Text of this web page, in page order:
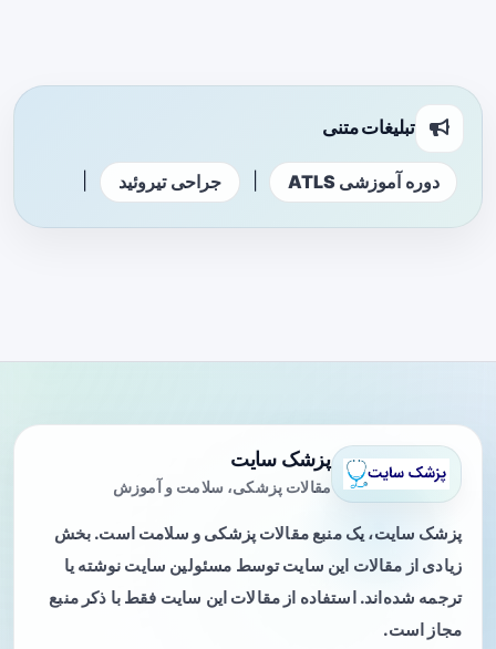
تبلیغات متنی
دوره آموزشی ATLS جراحی تیروئید
پزشک سایت
مقالات پزشکی، سلامت و آموزش
پزشک سایت، یک منبع مقالات پزشکی و سلامت است. بخش
زیادی از مقالات این سایت توسط مسئولین سایت نوشته یا
ترجمه شده‌اند. استفاده از مقالات این سایت فقط با ذکر منبع
مجاز است.